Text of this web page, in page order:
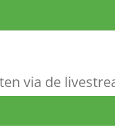
via de